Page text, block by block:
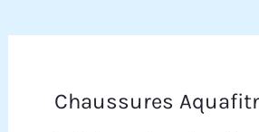
Chaussures